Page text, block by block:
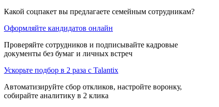
Какой соцпакет вы предлагаете семейным сотрудникам?
Оформляйте кандидатов онлайн
Проверяйте сотрудников и подписывайте кадровые
документы без бумаг и личных встреч
Ускорьте подбор в 2 раза с Talantix
Автоматизируйте сбор откликов, настройте воронку,
собирайте аналитику в 2 клика